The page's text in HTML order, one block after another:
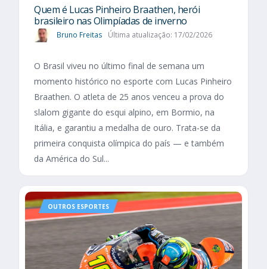
Quem é Lucas Pinheiro Braathen, herói
brasileiro nas Olimpíadas de inverno
Bruno Freitas Última atualização: 17/02/2026
O Brasil viveu no último final de semana um
momento histórico no esporte com Lucas Pinheiro
Braathen. O atleta de 25 anos venceu a prova do
slalom gigante do esqui alpino, em Bormio, na
Itália, e garantiu a medalha de ouro. Trata-se da
primeira conquista olímpica do país — e também
da América do Sul...
OUTROS ESPORTES